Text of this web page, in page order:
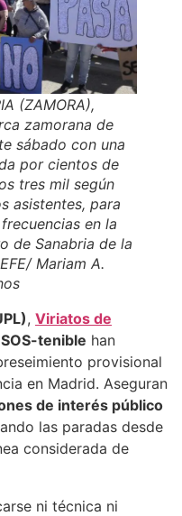
(ZAMORA),
zamorana de
sábado con una
por cientos de
tres mil según
asistentes, para
en la
de Sanabria de la
Mariam A.
, Viriatos de
tenible han
provisional
en Madrid. Aseguran
de interés público
las paradas desde
considerada de
ni técnica ni